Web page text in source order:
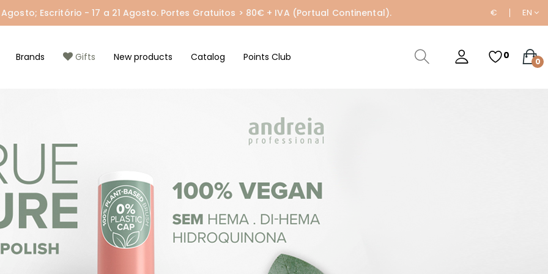
Escritório - 17 a 21 Agosto. Portes Gratuitos > 80€ + IVA (Portual Continental). € EN
Brands Gifts New products Catalog Points Club 0
0